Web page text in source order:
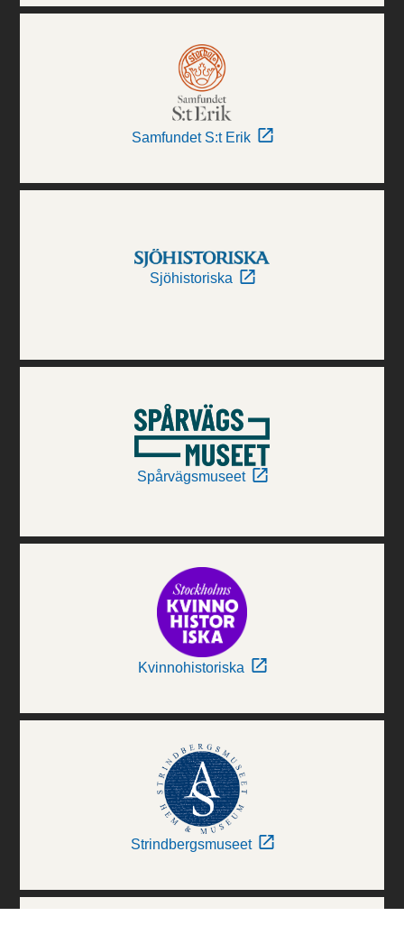
Samfundet S:t Erik
Sjöhistoriska
Spårvägsmuseet
Kvinnohistoriska
Strindbergsmuseet